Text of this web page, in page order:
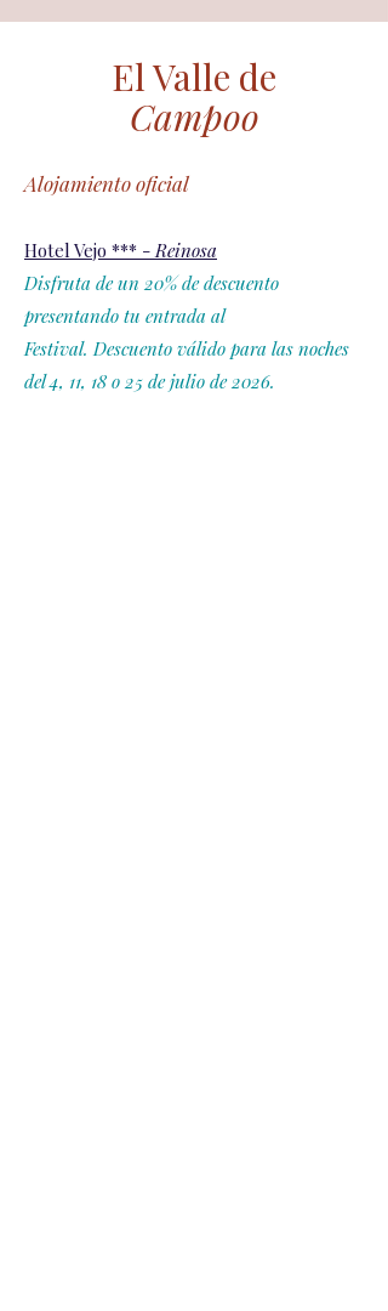
El Valle de
Campoo
Alojamiento oficial
Hotel Vejo *** -Reinosa
Disfruta de un 20% de descuento
presentando tu entrada al
Festival.Descuento válido para las noches
del 4, 11, 18 o 25 de julio de 2026.